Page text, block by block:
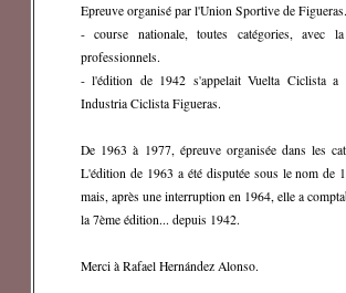
Epreuve organisé par l'Union Sportive de Figueras.
- course nationale, toutes catégories, avec
professionnels.
- l'édition de 1942 s'appelait Vuelta Ciclista a
Industria Ciclista Figueras.
De 1963 à 1977, épreuve organisée dans les
L'édition de 1963 a été disputée sous le nom de
mais, après une interruption en 1964, elle a
la 7ème édition... depuis 1942.
Merci à Rafael Hernández Alonso.